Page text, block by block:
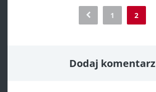
1 2
Dodaj komentarz